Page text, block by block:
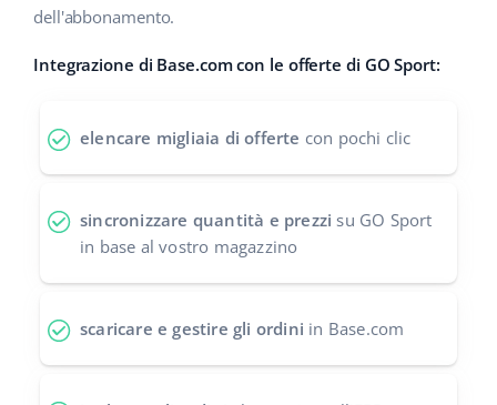
Moda
Altro
Collaborazione e partner
Français
polski
dell'abbonamento.
Integrazione di Base.com con le offerte di GO Sport:
elencare migliaia di offerte con pochi clic
sincronizzare quantità e prezzi su GO Sport
in base al vostro magazzino
scaricare e gestire gli ordini in Base.com